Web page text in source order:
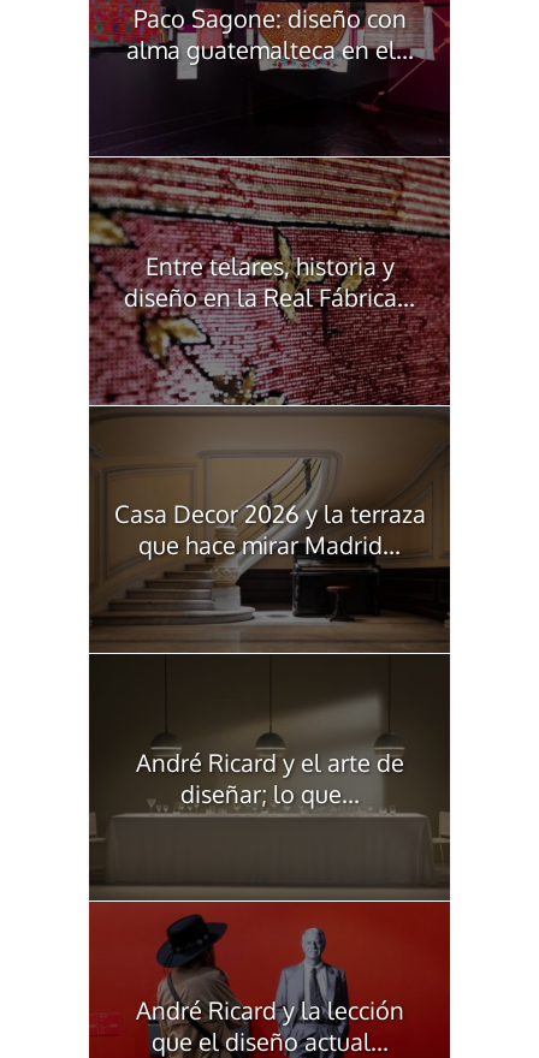
Paco Sagone: diseño con
alma guatemalteca en el...
Entre telares, historia y
diseño en la Real Fábrica...
Casa Decor 2026 y la terraza
que hace mirar Madrid...
André Ricard y el arte de
diseñar; lo que...
André Ricard y la lección
que el diseño actual...